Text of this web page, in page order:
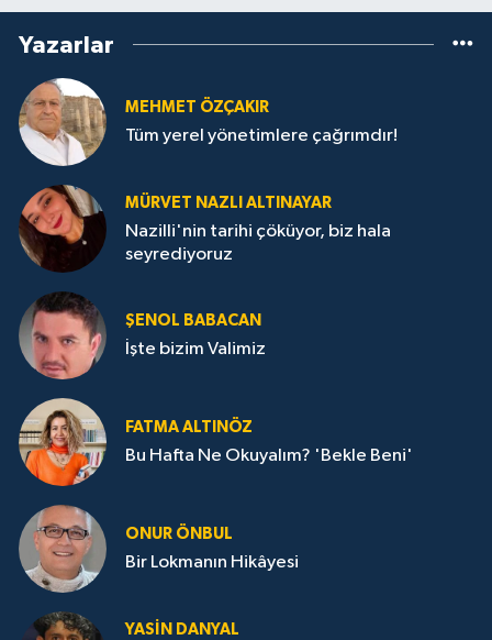
Yazarlar
MEHMET ÖZÇAKIR
Tüm yerel yönetimlere çağrımdır!
MÜRVET NAZLI ALTINAYAR
Nazilli'nin tarihi çöküyor, biz hala
seyrediyoruz
ŞENOL BABACAN
İşte bizim Valimiz
FATMA ALTINÖZ
Bu Hafta Ne Okuyalım? 'Bekle Beni'
ONUR ÖNBUL
Bir Lokmanın Hikâyesi
YASIN DANYAL